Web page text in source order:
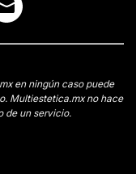
en ningún caso puede
Multiestetica.mx no hace
de un servicio.